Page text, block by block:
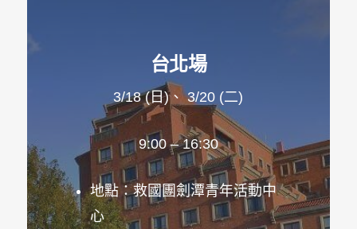
台北場
3/18 (日)、 3/20 (二)
9:00 – 16:30
地點：救國團劍潭青年活動中
心